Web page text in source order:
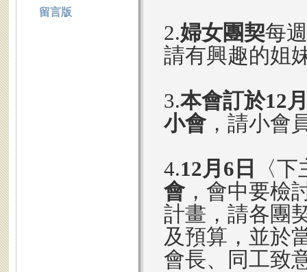
2.婦女團契每
請有興趣的姐
3.本會訂於12
小會，請小會
4.12月6日
〈
會，會中要檢
計畫，請各團
及預算，並於
會長、同工致
留言版